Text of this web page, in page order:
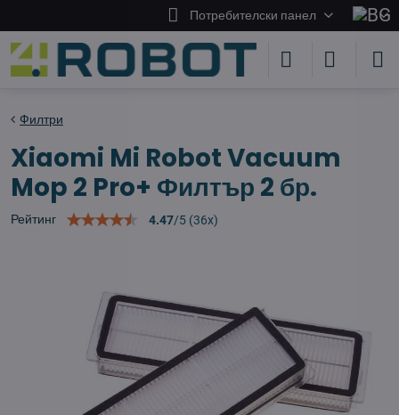
Потребителски панел
Филтри
Xiaomi Mi Robot Vacuum
Mop 2 Pro+ Филтър 2 бр.
Рейтинг 4.47/5 (36x)